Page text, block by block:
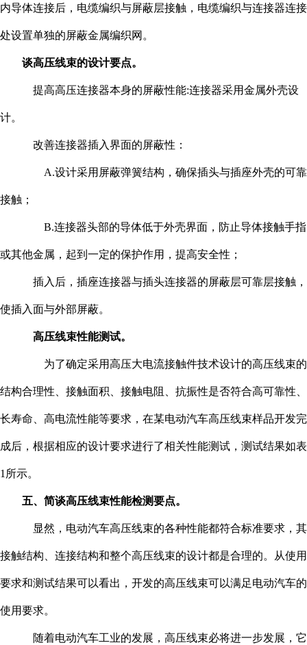
内导体连接后，电缆编织与屏蔽层接触，电缆编织与连接器连接
处设置单独的屏蔽金属编织网。
谈高压线束的设计要点。
提高高压连接器本身的屏蔽性能:连接器采用金属外壳设
计。
改善连接器插入界面的屏蔽性：
A.设计采用屏蔽弹簧结构，确保插头与插座外壳的可靠
接触；
B.连接器头部的导体低于外壳界面，防止导体接触手指
或其他金属，起到一定的保护作用，提高安全性；
插入后，插座连接器与插头连接器的屏蔽层可靠层接触，
使插入面与外部屏蔽。
高压线束性能测试。
为了确定采用高压大电流接触件技术设计的高压线束的
结构合理性、接触面积、接触电阻、抗振性是否符合高可靠性、
长寿命、高电流性能等要求，在某电动汽车高压线束样品开发完
成后，根据相应的设计要求进行了相关性能测试，测试结果如表
1所示。
五、简谈高压线束性能检测要点。
显然，电动汽车高压线束的各种性能都符合标准要求，其
接触结构、连接结构和整个高压线束的设计都是合理的。从使用
要求和测试结果可以看出，开发的高压线束可以满足电动汽车的
使用要求。
随着电动汽车工业的发展，高压线束必将进一步发展，它